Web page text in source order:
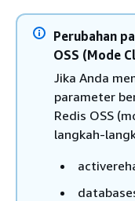
Perubahan
OSS (Mode
Jika Anda
parameter
Redis OSS
langkah-